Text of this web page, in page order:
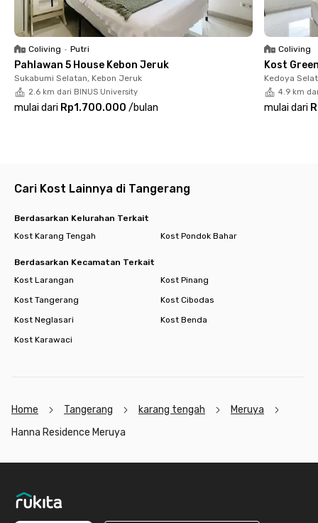
Resto, atau Tanatap Coffee Meruya yang bisa dicapai dalam 5
menit. Butuh bantuan medis? RS Karang Tengah Medika cuma
4 menit berkendara dari kost Meruya ini.
Tunggu apa lagi? Segera booking kamarmu di Hanna Residence
Meruya!
Coliving • Putri
Pahlawan 5 House Kebon Jeruk
Sukabumi Selatan, Kebon Jeruk
2.6 km dari BINUS University
mulai dari Rp1.700.000 /bulan
Coliving
Kost
Kedoya
4.9 km
mulai dari
Cari Kost Lainnya di Tangerang
Berdasarkan Kelurahan Terkait
Kost Karang Tengah
Kost Pondok Bahar
Berdasarkan Kecamatan Terkait
Kost Larangan
Kost Pinang
Kost Tangerang
Kost Cibodas
Kost Neglasari
Kost Benda
Kost Karawaci
Home Tangerang karang tengah
Meruya
Hanna Residence Meruya